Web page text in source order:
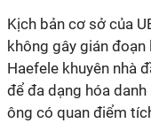
Kịch bản cơ sở của
không gây gián
Haefele khuyên nhà
để đa dạng hóa
ông có quan điểm